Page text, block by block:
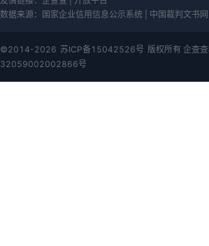
数据来源：
国家企业信用信息公示系统 | 中国裁判文书
©2014-2026 苏ICP备15042526号 版权所有 企查
32059002002866号